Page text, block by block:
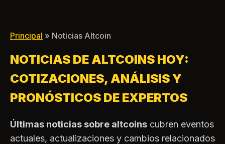
digitales
Principal » Noticias Altcoin
NOTICIAS DE ALTCOINS HOY:
COTIZACIONES, ANÁLISIS Y
PRONÓSTICOS DE EXPERTOS
Últimas noticias sobre altcoins cubren eventos
actuales, actualizaciones y cambios relacionados